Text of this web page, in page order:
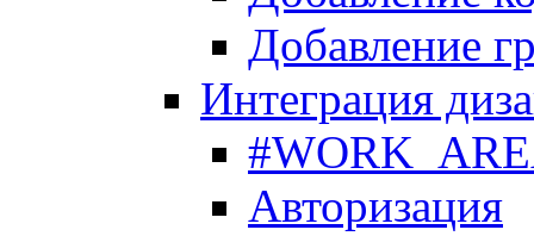
Добавление
Интеграция
Авторизация